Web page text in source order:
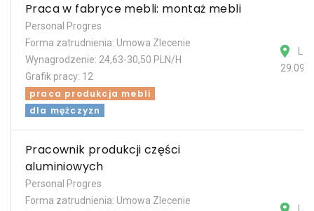
Praca w fabryce mebli: montaż mebli
Personal Progres
Forma zatrudnienia: Umowa Zlecenie
Wynagrodzenie: 24,63-30,50 PLN/H
Grafik pracy: 12
praca produkcja mebli
dla mężczyzn
Pracownik produkcji części
aluminiowych
Personal Progres
Forma zatrudnienia: Umowa Zlecenie